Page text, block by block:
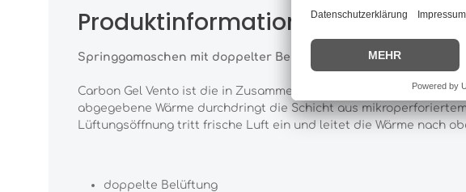
Produktinformationen "Veredus
Springgamaschen mit doppelter Belüftung
Carbon Gel Vento ist die in Zusammenarbeit mit Marcus Ehning
abgegebene Wärme durchdringt die Schicht aus
Lüftungsöffnung tritt frische Luft ein und leitet die Wärme nach
doppelte Belüftung